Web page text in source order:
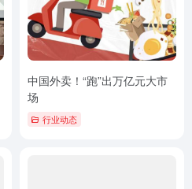
中国外卖！“跑”出万亿元大市
场
行业动态